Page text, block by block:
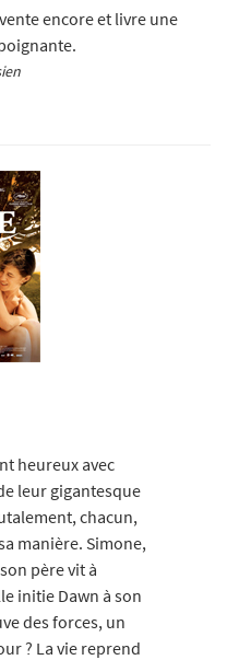
encore et livre une
heureux avec
leur gigantesque
chacun,
manière. Simone,
père vit à
initie Dawn à son
des forces, un
? La vie reprend